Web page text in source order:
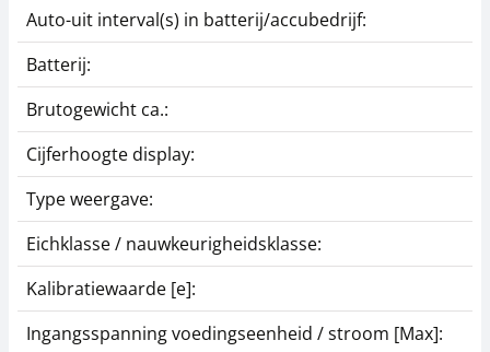
Auto-uit interval(s) in batterij/accubedrijf:
Batterij:
Brutogewicht ca.:
Cijferhoogte display:
Type weergave:
Eichklasse / nauwkeurigheidsklasse:
Kalibratiewaarde [e]:
Ingangsspanning voedingseenheid / stroom [Max]: